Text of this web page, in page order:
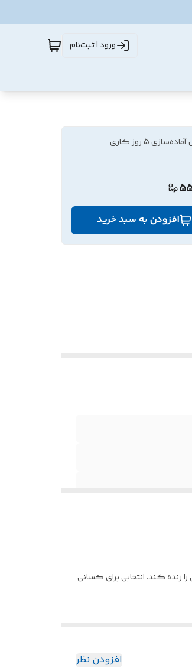
ورود | ثبت‌نام
آماده‌سازی5روز کاری
افزودن به سبد خرید
زنده کند. انتخابی برای کسانی
افزودن نظر